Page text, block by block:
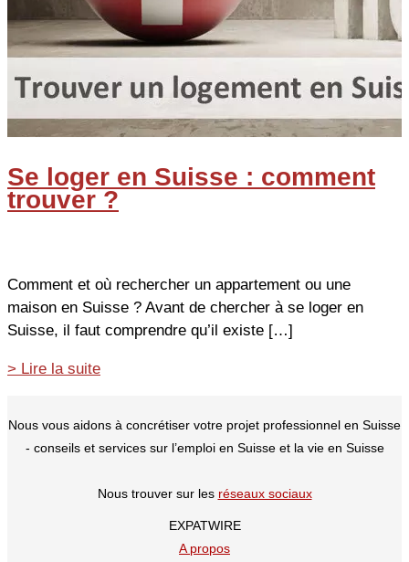
Se loger en Suisse : comment
trouver ?
Comment et où rechercher un appartement ou une
maison en Suisse ? Avant de chercher à se loger en
Suisse, il faut comprendre qu’il existe […]
Se
> Lire la suite
Nous vous aidons à concrétiser votre projet professionnel en Suisse
- conseils et services sur l’emploi en Suisse et la vie en Suisse
Nous trouver sur les réseaux sociaux
EXPATWIRE
A propos